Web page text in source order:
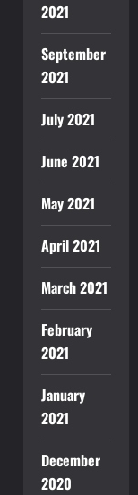
2021
September
2021
July 2021
June 2021
May 2021
April 2021
March 2021
February
2021
January
2021
December
2020